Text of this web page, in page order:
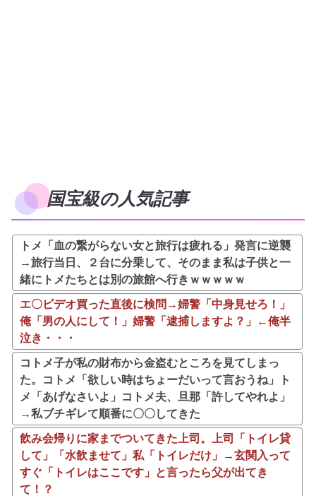
国宝級の人気記事
トメ「血の繋がらない女と旅行は疲れる」発言に逆襲
→旅行当日、２台に分乗して、そのまま私は子供と一
緒にトメたちとは別の旅館へ行きｗｗｗｗｗ
エ〇ビデオ買った直後に検問→婦警「中身見せろ！」
俺「男の人にして！」婦警「逮捕しますよ？」←俺半
泣き・・・
コトメ子が私の財布から金盗むところを見てしまっ
た。コトメ「欲しい時はちょーだいって言おうね」ト
メ「あげなさいよ」コトメ夫、旦那「許してやれよ」
→私ブチギレて順番に〇〇してきた
飲み会帰りに家までついてきた上司。上司「トイレ貸
して」「水飲ませて」私「トイレだけ」→玄関入って
すぐ「トイレはここです」と言ったら父が出てき
て！？